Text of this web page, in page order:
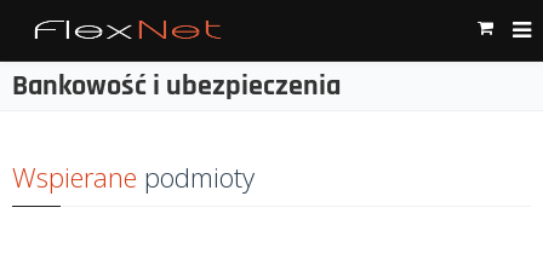
Bankowość i ubezpieczenia
Wspierane podmioty